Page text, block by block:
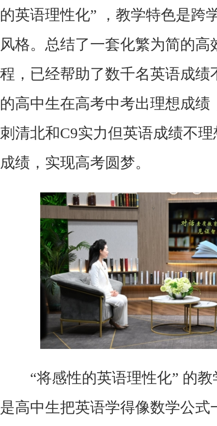
的英语理性化” ，教学特色是跨
风格。总结了一套化繁为简的
程，已经帮助了数千名英语成绩
的高中生在高考中考出理想成
刺清北和C9实力但英语成绩不
成绩，实现高考圆梦。
“将感性的英语理性化” 的教
是高中生把英语学得像数学公式